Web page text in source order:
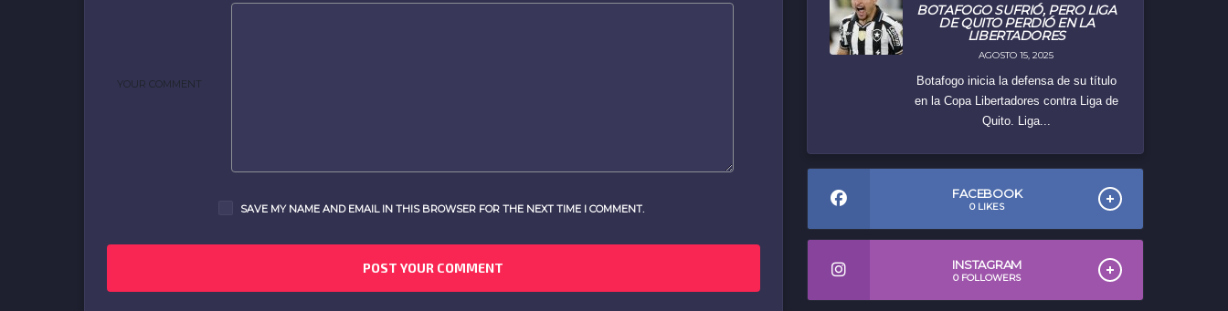
YOUR COMMENT
SAVE MY NAME AND EMAIL IN THIS BROWSER FOR THE NEXT TIME I COMMENT.
BOTAFOGO SUFRIÓ, PERO LIGA
DE QUITO PERDIÓ EN LA
LIBERTADORES
AGOSTO 15, 2025
Botafogo inicia la defensa de su título
en la Copa Libertadores contra Liga de
Quito. Liga...
FACEBOOK
0LIKES
INSTAGRAM
0FOLLOWERS